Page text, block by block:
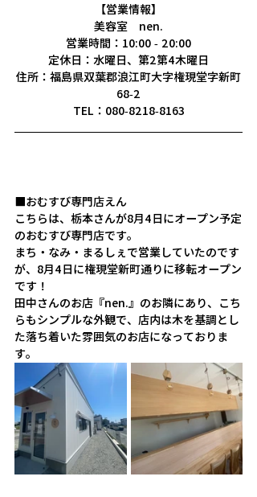
【営業情報】
美容室　nen.
営業時間：10:00 - 20:00
定休日：水曜日、第2第4木曜日
住所：福島県双葉郡浪江町大字権現堂字新町
68-2
TEL：080-8218-8163
■おむすび専門店えん
こちらは、栃本さんが8月4日にオープン予定
のおむすび専門店です。
まち・なみ・まるしぇで営業していたのです
が、8月4日に権現堂新町通りに移転オープン
です！
田中さんのお店『nen.』のお隣にあり、こち
らもシンプルな外観で、店内は木を基調とし
た落ち着いた雰囲気のお店になっておりま
す。